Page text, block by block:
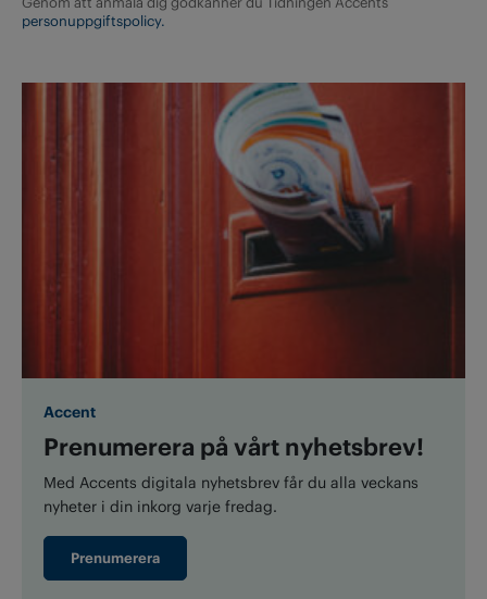
personuppgiftspolicy.
Accent
Prenumerera på vårt nyhetsbrev!
Med Accents digitala nyhetsbrev får du alla veckans
nyheter i din inkorg varje fredag.
Prenumerera